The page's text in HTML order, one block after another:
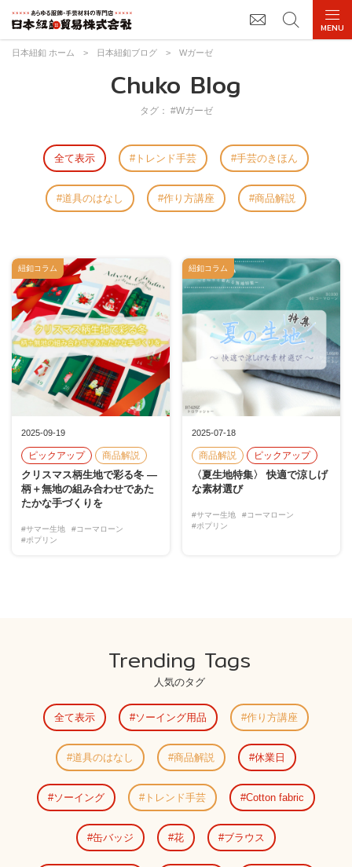
日本紐釦 ホーム > 日本紐釦ブログ > Wガーゼ
Chuko Blog
タグ： #Wガーゼ
全て表示 トレンド手芸 手芸のきほん
道具のはなし 作り方講座 商品解説
2025-09-19
ピックアップ 商品解説
クリスマス柄生地で彩る冬 ―
柄＋無地の組み合わせであた
たかな手づくりを
#サマー生地
#コーマローン
#ポプリン
紐釦コラム
2025-07-18
商品解説 ピックアップ
〈夏生地特集〉 快適で涼しげ
な素材選び
#サマー生地
#コーマローン
#ポプリン
紐釦コラム
Trending Tags
人気のタグ
全て表示 ソーイング用品 作り方講座
道具のはなし 商品解説 休業日
ソーイング トレンド手芸 Cotton fabric
缶バッジ 花 ブラウス